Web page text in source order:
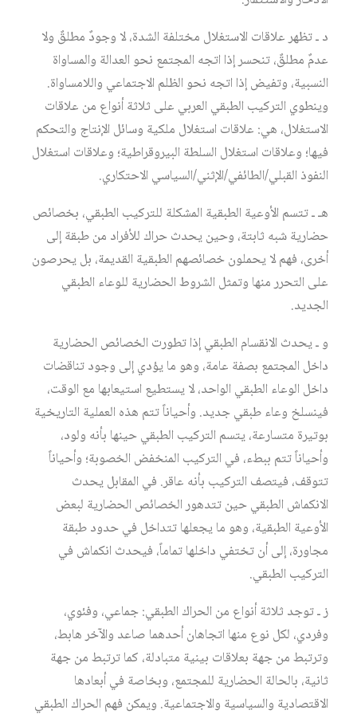
د ـ تظهر علاقات الاستغلال مختلفة الشدة، لا وجودٌ مطلقٌ ولا
عدمٌ مطلقٌ، تنحسر إذا اتجه المجتمع نحو العدالة والمساواة
النسبية، وتفيض إذا اتجه نحو الظلم الاجتماعي واللامساواة.
وينطوي التركيب الطبقي العربي على ثلاثة أنواع من علاقات
الاستغلال، هي: علاقات استغلال ملكية وسائل الإنتاج والتحكم
فيها؛ وعلاقات استغلال السلطة البيروقراطية؛ وعلاقات استغلال
النفوذ القبلي/الطائفي/الإثني/السياسي الاحتكاري.
هـ ـ تتسم الأوعية الطبقية المشكلة للتركيب الطبقي، بخصائص
حضارية شبه ثابتة، وحين يحدث حراك للأفراد من طبقة إلى
أخرى، فهم لا يحملون خصائصهم الطبقية القديمة، بل يحرصون
على التحرر منها وتمثل الشروط الحضارية للوعاء الطبقي
الجديد.
و ـ يحدث الانقسام الطبقي إذا تطورت الخصائص الحضارية
داخل المجتمع بصفة عامة، وهو ما يؤدي إلى وجود تناقضات
داخل الوعاء الطبقي الواحد، لا يستطيع استيعابها مع الوقت،
فينسلخ وعاء طبقي جديد. وأحياناً تتم هذه العملية التاريخية
بوتيرة متسارعة، يتسم التركيب الطبقي حينها بأنه ولود،
وأحياناً تتم ببطء، في التركيب المنخفض الخصوبة؛ وأحياناً
تتوقف، فيتصف التركيب بأنه عاقر. في المقابل يحدث
الانكماش الطبقي حين تتدهور الخصائص الحضارية لبعض
الأوعية الطبقية، وهو ما يجعلها تتداخل في حدود طبقة
مجاورة، إلى أن تختفي داخلها تماماً، فيحدث انكماش في
التركيب الطبقي.
ز ـ توجد ثلاثة أنواع من الحراك الطبقي: جماعي، وفئوي،
وفردي، لكل نوع منها اتجاهان أحدهما صاعد والآخر هابط،
وترتبط من جهة بعلاقات بينية متبادلة، كما ترتبط من جهة
ثانية، بالحالة الحضارية للمجتمع، وبخاصة في أبعادها
الاقتصادية والسياسية والاجتماعية. ويمكن فهم الحراك الطبقي